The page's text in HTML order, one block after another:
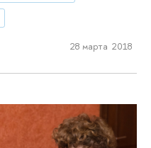
28 марта 2018